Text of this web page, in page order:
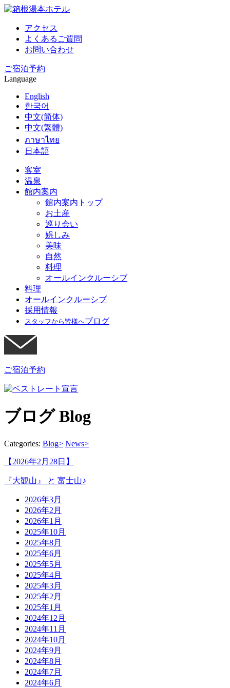
アクセス
よくあるご質問
お問い合わせ
ご宿泊予約
Language
English
한국어
中文(简体)
中文(繁體)
ภาษาไทย
日本語
客室
温泉
館内案内
館内案内トップ
お土産
巡り会い
娯しみ
美味
自然
料理
オールインクルーシブ
料理
オールインクルーシブ
採用情報
スタッフから皆様へブログ
ご宿泊予約
ブログ Blog
Categories: Blog> News>
【2026年2月28日】
『大観山』 と 富士山♪
2026年3月
2026年2月
2026年1月
2025年10月
2025年8月
2025年6月
2025年5月
2025年4月
2025年3月
2025年2月
2025年1月
2024年12月
2024年11月
2024年10月
2024年9月
2024年8月
2024年7月
2024年6月